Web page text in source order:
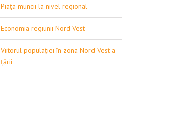
Piaţa muncii la nivel regional
Economia regiunii Nord Vest
Viitorul populației în zona Nord Vest a
țării